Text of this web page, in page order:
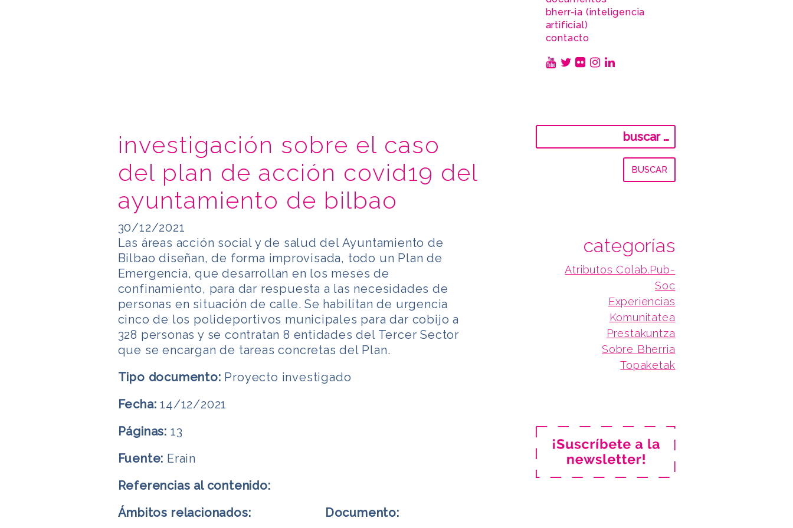
bherr-ia (inteligencia
artificial)
contacto
investigación sobre el caso
del plan de acción covid19 del
ayuntamiento de bilbao
30/12/2021
Las áreas acción social y de salud del Ayuntamiento de
Bilbao diseñan, de forma improvisada, todo un Plan de
Emergencia, que desarrollan en los meses de
confinamiento, para dar respuesta a las necesidades de
personas en situación de calle. Se habilitan de urgencia
cinco de los polideportivos municipales para dar cobijo a
328 personas y se contratan 8 entidades del Tercer Sector
que se encargan de tareas concretas del Plan.
Tipo documento: Proyecto investigado
Fecha:14/12/2021
Páginas: 13
Fuente: Erain
Referencias al contenido:
Ámbitos relacionados:
Documento:
categorías
Atributos Colab.Pub-
Soc
Experiencias
Komunitatea
Prestakuntza
Sobre Bherria
Topaketak